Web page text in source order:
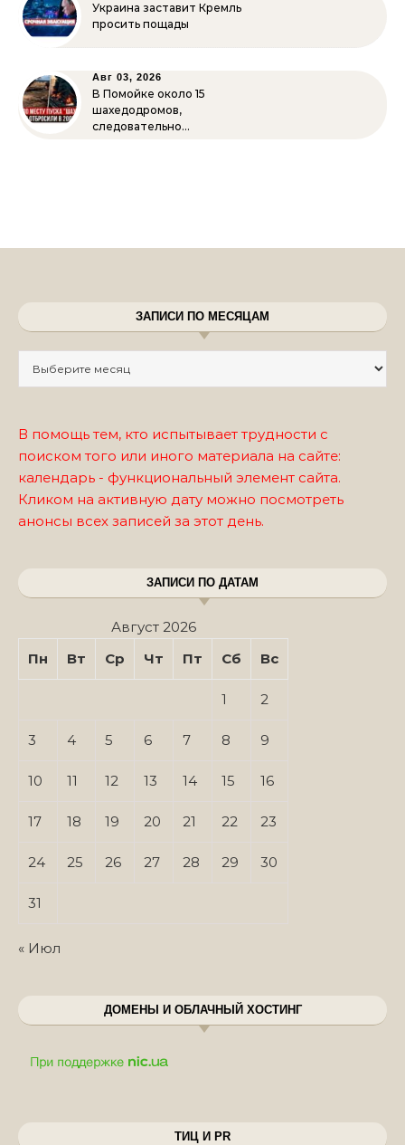
Украина заставит Кремль
просить пощады
Авг 03, 2026
В Помойке около 15
шахедодромов,
следовательно…
ЗАПИСИ ПО МЕСЯЦАМ
В помощь тем, кто испытывает трудности с
поиском того или иного материала на сайте:
календарь - функциональный элемент сайта.
Кликом на активную дату можно посмотреть
анонсы всех записей за этот день.
ЗАПИСИ ПО ДАТАМ
Август 2026
Пн
Вт Ср Чт Пт Сб Вс
1 2
3 4 5 6 7 8 9
10 11 12 13 14 15 16
17 18 19 20 21 22 23
24 25 26 27 28 29 30
31
« Июл
ДОМЕНЫ И ОБЛАЧНЫЙ ХОСТИНГ
ТИЦ И PR